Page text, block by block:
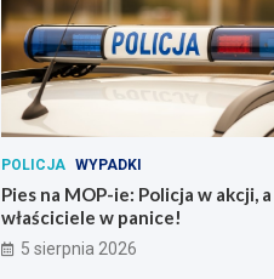
POLICJA WYPADKI
Pies na MOP-ie: Policja w akcji, a
właściciele w panice!
5 sierpnia 2026